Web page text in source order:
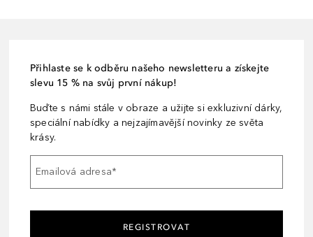
Přihlaste se k odběru našeho newsletteru a získejte
slevu 15 % na svůj první nákup!
Buďte s námi stále v obraze a užijte si exkluzivní dárky,
speciální nabídky a nejzajímavější novinky ze světa
krásy.
Emailová adresa*
REGISTROVAT